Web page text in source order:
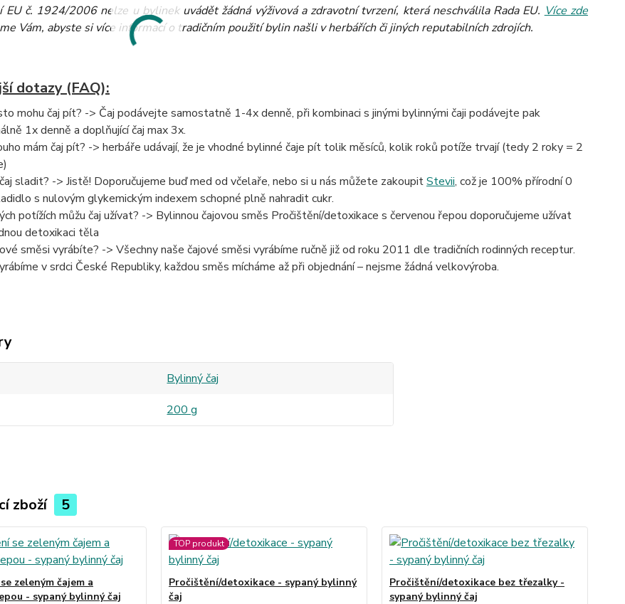
EU č. 1924/2006 nelze u bylinek uvádět žádná výživová a zdravotní tvrzení, která neschválila Rada EU. Více zde
Vám, abyste si více informací o tradičním použití bylin našli v herbářích či jiných reputabilních zdrojích.
dotazy (FAQ):
mohu čaj pít? -> Čaj podávejte samostatně 1-4x denně, při kombinaci s jinými bylinnými čaji podávejte pak
1x denně a doplňující čaj max 3x.
mám čaj pít? -> herbáře udávají, že je vhodné bylinné čaje pít tolik měsíců, kolik roků potíže trvají (tedy 2 roky = 2
sladit? -> Jistě! Doporučujeme buď med od včelaře, nebo si u nás můžete zakoupitStevii, což je 100% přírodní 0
s nulovým glykemickým indexem schopné plně nahradit cukr.
potížích můžu čaj užívat? -> Bylinnou čajovou směs Pročištění/detoxikace s červenou řepou doporučujeme užívat
detoxikaci těla
směsi vyrábíte? -> Všechny naše čajové směsi vyrábíme ručně již od roku 2011 dle tradičních rodinných receptur.
v srdci České Republiky, každou směs mícháme až při objednání – nejsme žádná velkovýroba.
Bylinný čaj
200 g
zboží 5
zeleným čajem a
- sypaný bylinný čaj
TOP produkt
Pročištění/detoxikace - sypaný bylinný
čaj
Pročištění/detoxikace bez třezalky -
sypaný bylinný čaj